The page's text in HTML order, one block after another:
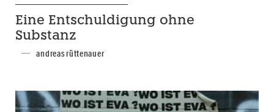
Eine Entschuldigung ohne
Substanz
andreas rüttenauer